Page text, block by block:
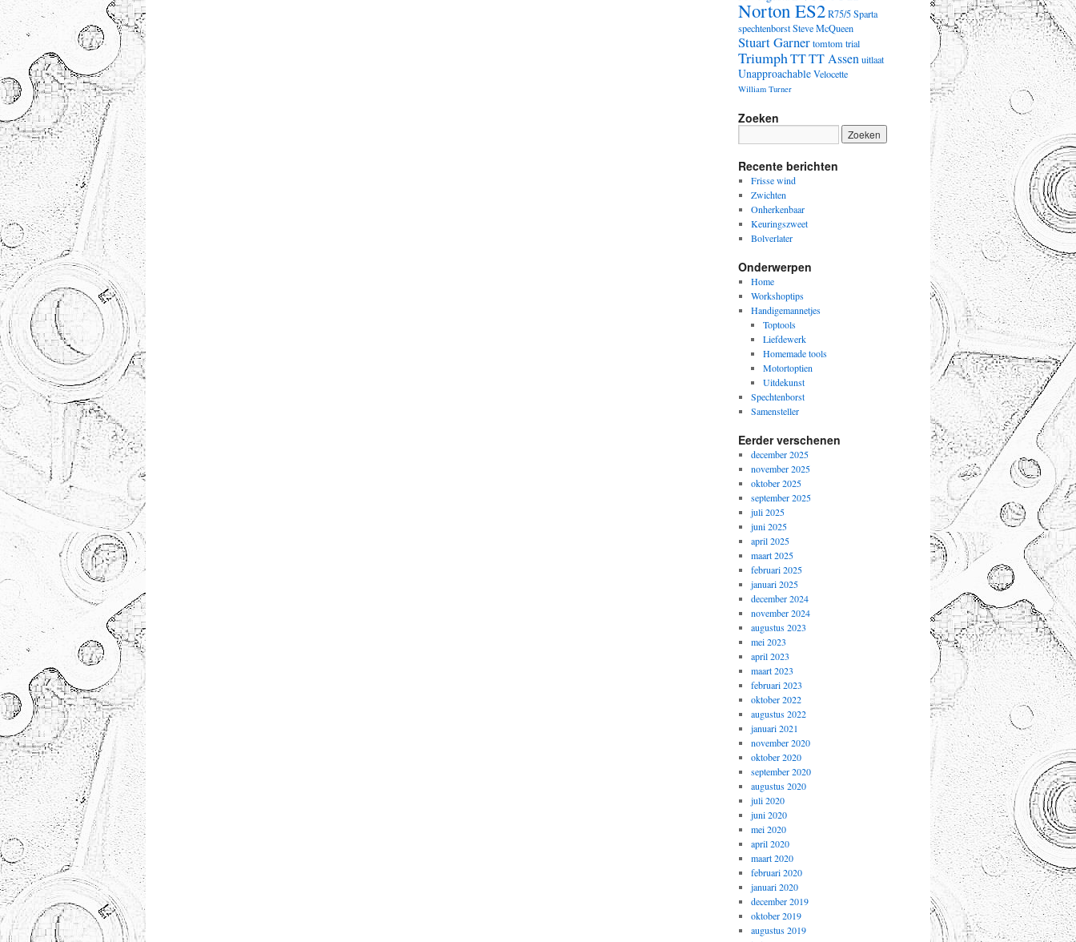
Norton ES2R75/5Sparta
spechtenborstSteve McQueen
Stuart Garnertomtom trial
TriumphTTTT Assen uitlaat
UnapproachableVelocette
William Turner
Zoeken
Recente berichten
Frisse wind
Zwichten
Onherkenbaar
Keuringszweet
Bolverlater
Onderwerpen
Home
Workshoptips
Handigemannetjes
Toptools
Liefdewerk
Homemade tools
Motortoptien
Uitdekunst
Spechtenborst
Samensteller
Eerder verschenen
december 2025
november 2025
oktober 2025
september 2025
juli 2025
juni 2025
april 2025
maart 2025
februari 2025
januari 2025
december 2024
november 2024
augustus 2023
mei 2023
april 2023
maart 2023
februari 2023
oktober 2022
augustus 2022
januari 2021
november 2020
oktober 2020
september 2020
augustus 2020
juli 2020
juni 2020
mei 2020
april 2020
maart 2020
februari 2020
januari 2020
december 2019
oktober 2019
augustus 2019